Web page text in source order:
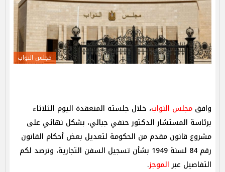
مجلس النواب
وافق مجلس النواب، خلال جلسته المنعقدة اليوم الثلاثاء
برئاسة المستشار الدكتور حنفي جبالي، بشكل نهائي على
مشروع قانون مقدم من الحكومة لتعديل بعض أحكام القانون
رقم 84 لسنة 1949 بشأن تسجيل السفن التجارية، ونرصد لكم
التفاصيل عبرالموجز.